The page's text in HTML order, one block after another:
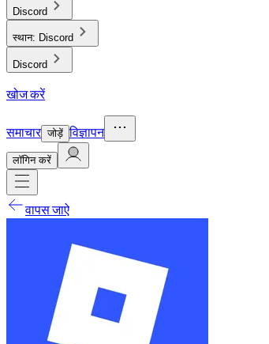
Discord
स्थान: Discord
Discord
खोज करें
समाचार जोड़ें विज्ञापन
लाॅगिन करें
वापस जाऐ